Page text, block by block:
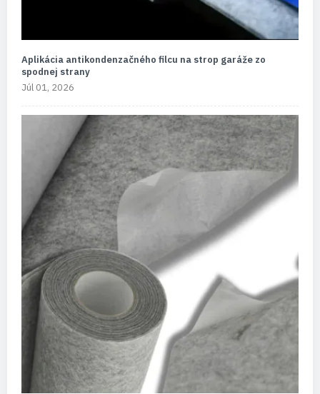
Aplikácia antikondenzačného filcu na strop garáže zo
spodnej strany
Júl 01, 2026